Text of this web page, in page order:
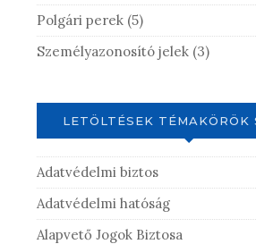
Polgári perek(5)
Személyazonosító jelek(3)
LETÖLTÉSEK TÉMAKÖRÖK
Adatvédelmi biztos
Adatvédelmi hatóság
Alapvető Jogok Biztosa